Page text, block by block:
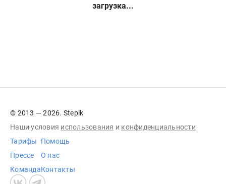
загрузка...
© 2013 — 2026. Stepik
Наши условия использования и конфиденциальности
Тарифы
Прессе
Команда
Помощь
О нас
Контакты